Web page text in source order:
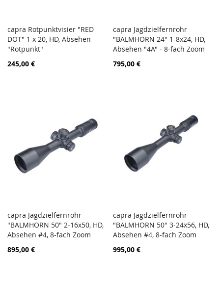
Dodaj do koszyka PORÓWNAJ
capra Rotpunktvisier "RED
DOT" 1 x 20, HD, Absehen
"Rotpunkt"
245,00 €
Dodaj do koszyka
capra Jagdzielfernrohr
"BALMHORN 24" 1-8x24, HD,
Absehen "4A" - 8-fach Zoom
795,00 €
Dodaj do koszyka PORÓWNAJ
capra Jagdzielfernrohr
"BALMHORN 50" 2-16x50, HD,
Absehen #4, 8-fach Zoom
895,00 €
Dodaj do koszyka
capra Jagdzielfernrohr
"BALMHORN 50" 3-24x56, HD,
Absehen #4, 8-fach Zoom
995,00 €